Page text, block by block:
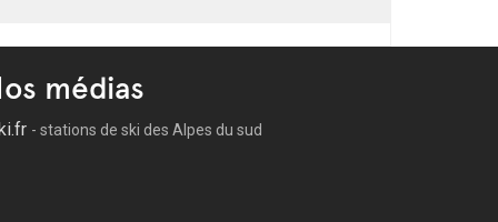
médias
- stations de ski des Alpes du sud